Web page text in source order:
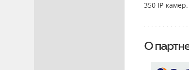
350 IP-
О